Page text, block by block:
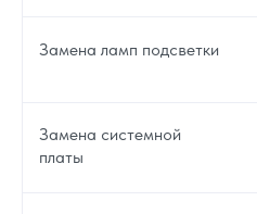
Замена ламп подсветки
Замена системной
платы